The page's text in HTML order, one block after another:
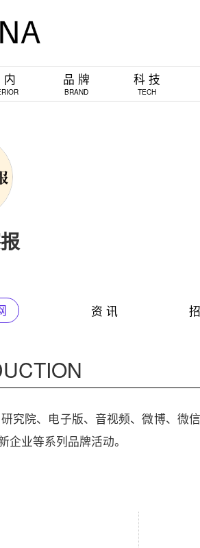
内 品 牌
BRAND
科 技
TECH
资 讯
究院、电子版、音视频、微博、微
业等系列品牌活动。